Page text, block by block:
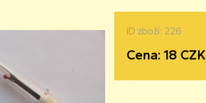
ID zboží: 226
Cena: 18 CZK